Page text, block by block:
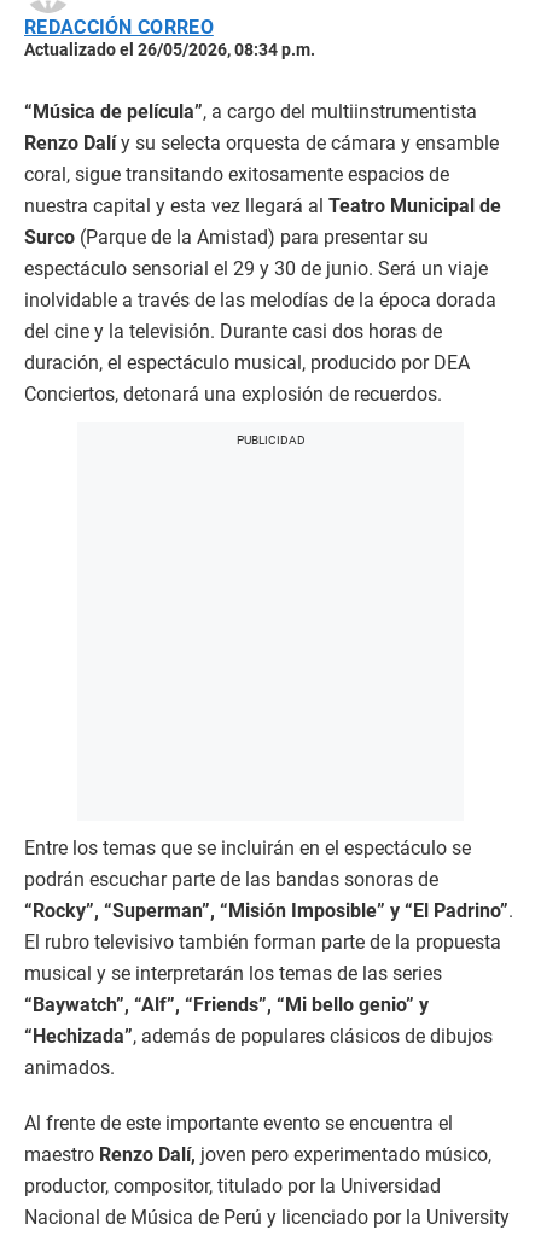
REDACCIÓN CORREO
Actualizado el 26/05/2026, 08:34 p.m.
“Música de película”, a cargo del multiinstrumentista
Renzo Dalíy su selecta orquesta de cámara y ensamble
coral, sigue transitando exitosamente espacios de
nuestra capital y esta vez llegará al Teatro Municipal de
Surco (Parque de la Amistad) para presentar su
espectáculo sensorial el 29 y 30 de junio. Será un viaje
inolvidable a través de las melodías de la época dorada
del cine y la televisión. Durante casi dos horas de
duración, el espectáculo musical, producido por DEA
Conciertos, detonará una explosión de recuerdos.
Entre los temas que se incluirán en el espectáculo se
podrán escuchar parte de las bandas sonoras de
“Rocky”, “Superman”, “Misión Imposible” y “El Padrino”.
El rubro televisivo también forman parte de la propuesta
musical y se interpretarán los temas de las series
“Baywatch”, “Alf”, “Friends”, “Mi bello genio” y
“Hechizada”, además de populares clásicos de dibujos
animados.
Al frente de este importante evento se encuentra el
maestro Renzo Dalí, joven pero experimentado músico,
productor, compositor, titulado por la Universidad
Nacional de Música de Perú y licenciado por la University